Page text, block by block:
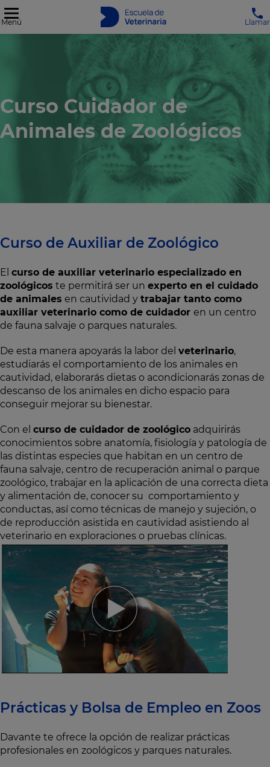
Menú Llamar
Curso Cuidador de
Animales de Zoológicos
Curso de Auxiliar de Zoológico
El curso de auxiliar veterinario especializado en
zoológicos te permitirá ser un experto en el cuidado
de animales en cautividad y trabajar tanto como
auxiliar veterinario como de cuidador en un centro
de fauna salvaje o parques naturales.
De esta manera apoyarás la labor del veterinario,
estudiarás el comportamiento de los animales en
cautividad, elaborarás dietas o acondicionarás zonas de
descanso de los animales en dicho espacio para
conseguir mejorar su bienestar.
Con el curso de cuidador de zoológico adquirirás
conocimientos sobre anatomía, fisiología y patología de
las distintas especies que habitan en un centro de
fauna salvaje, centro de recuperación animal o parque
zoológico, trabajar en la aplicación de una correcta dieta
y alimentación de, conocer su comportamiento y
conductas, así como técnicas de manejo y sujeción, o
de reproducción asistida en cautividad asistiendo al
veterinario en exploraciones o pruebas clínicas.
Prácticas y Bolsa de Empleo en Zoos
Davante te ofrece la opción de realizar prácticas
profesionales en zoológicos y parques naturales.